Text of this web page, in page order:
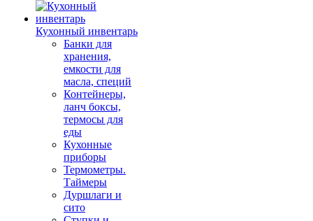
Кухонный инвентарь
Банки для
хранения,
емкости для
масла, специй
Контейнеры,
ланч боксы,
термосы для
еды
Кухонные
приборы
Термометры.
Таймеры
Дуршлаги и
сито